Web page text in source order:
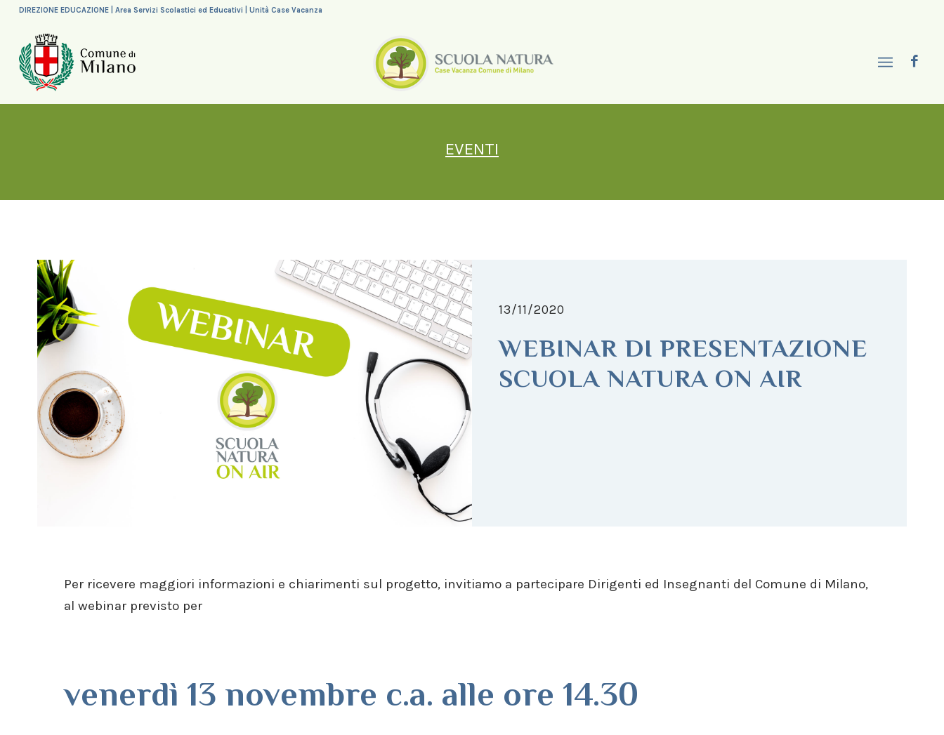
DIREZIONE EDUCAZIONE | Area Servizi Scolastici ed Educativi | Unità Case Vacanza
EVENTI
13/11/2020
WEBINAR DI PRESENTAZIONE
SCUOLA NATURA ON AIR
Per ricevere maggiori informazioni e chiarimenti sul progetto, invitiamo a partecipare Dirigenti ed Insegnanti del Comune di Milano,
al webinar previsto per
venerdì 13 novembre c.a. alle ore 14.30